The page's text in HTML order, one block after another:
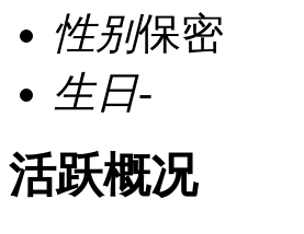
性别保密
生日-
活跃概况